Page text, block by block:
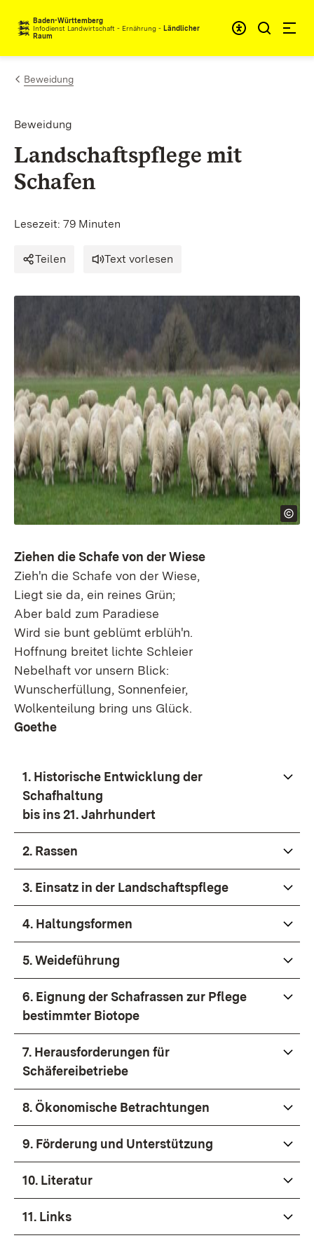
Zum Inhalt springen
Baden-Württemberg
Infodienst Landwirtschaft - Ernährung - Ländlicher
Raum
Beweidung
Beweidung
Landschaftspflege mit
Schafen
Lesezeit: 79 Minuten
Teilen Text vorlesen
Ziehen die Schafe von der Wiese
Zieh'n die Schafe von der Wiese,​
Liegt sie da, ein reines Grün;​
Aber bald zum Paradiese​
Wird sie bunt geblümt erblüh'n.​ ​​
Hoffnung breitet lichte Schleier
Nebelhaft vor unsern Blick:
Wunscherfüllung, Sonnenfeier,
Wolkenteilung bring uns Glück.
Goethe​
1. Historische Entwicklung der
Schafhaltung
bis ins 21. Jahrhundert
2. Rassen
3. Einsatz in der Landschaftspflege
4. Haltungsformen
5. Weideführung
6. Eignung der Schafrassen zur Pflege
bestimmter Biotope
7. Herausforderungen für
Schäfereibetriebe
8. Ökonomische Betrachtungen
9. Förderung und Unterstützung
10. Literatur
11. Links